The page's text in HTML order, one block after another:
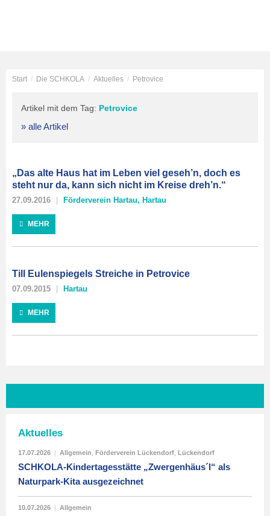
Start / Die SCHKOLA / Aktuelles / Petrovice
Artikel mit dem Tag: Petrovice
» alle Artikel
„Das alte Haus hat im Leben viel geseh’n, doch es
steht nur da, kann sich nicht im Kreise dreh’n.“
27.09.2016 Förderverein Hartau, Hartau
MEHR
Till Eulenspiegels Streiche in Petrovice
07.09.2015 Hartau
MEHR
Aktuelles
17.07.2026 | Allgemein Förderverein Lückendorf Lückendorf
SCHKOLA-Kindertagesstätte „Zwergenhäus´l“ als
Naturpark-Kita ausgezeichnet
10.07.2026 | Allgemein